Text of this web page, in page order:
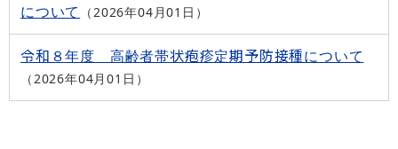
について
2026年04月01日
令和８年度 高齢者帯状疱疹定期予防接種について
2026年04月01日